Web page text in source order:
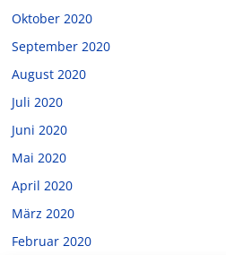
Oktober 2020
September 2020
August 2020
Juli 2020
Juni 2020
Mai 2020
April 2020
März 2020
Februar 2020